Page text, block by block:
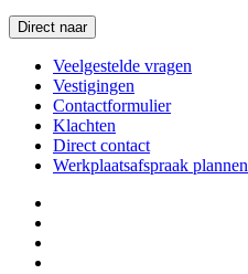
Direct naar
Veelgestelde vragen
Vestigingen
Contactformulier
Klachten
Direct contact
Werkplaatsafspraak plannen